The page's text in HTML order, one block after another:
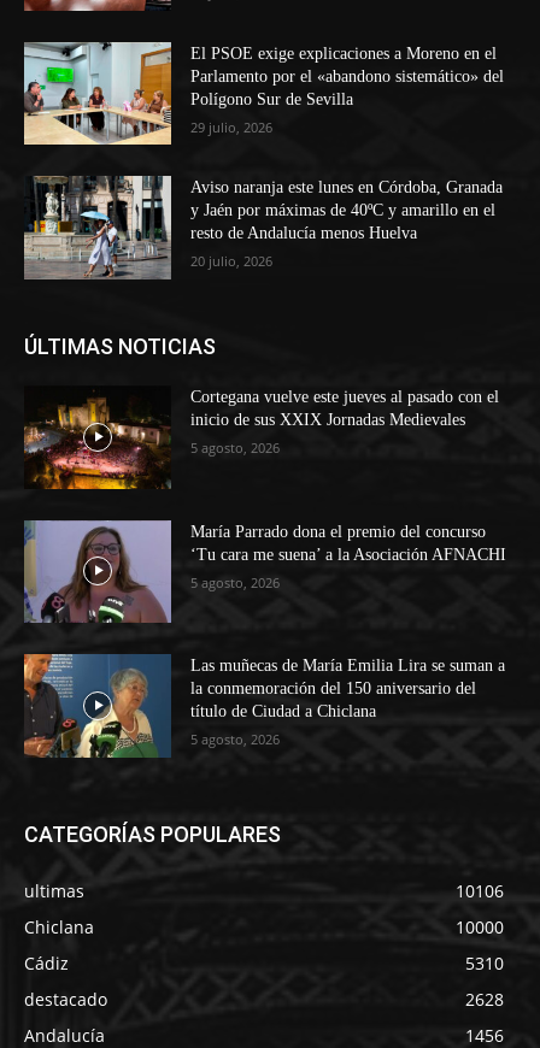
El PSOE exige explicaciones a Moreno en el
Parlamento por el «abandono sistemático» del
Polígono Sur de Sevilla
29 julio, 2026
Aviso naranja este lunes en Córdoba, Granada
y Jaén por máximas de 40ºC y amarillo en el
resto de Andalucía menos Huelva
20 julio, 2026
ÚLTIMAS NOTICIAS
Cortegana vuelve este jueves al pasado con el
inicio de sus XXIX Jornadas Medievales
5 agosto, 2026
María Parrado dona el premio del concurso
‘Tu cara me suena’ a la Asociación AFNACHI
5 agosto, 2026
Las muñecas de María Emilia Lira se suman a
la conmemoración del 150 aniversario del
título de Ciudad a Chiclana
5 agosto, 2026
CATEGORÍAS POPULARES
ultimas
10106
Chiclana
10000
Cádiz
5310
destacado
2628
Andalucía
1456